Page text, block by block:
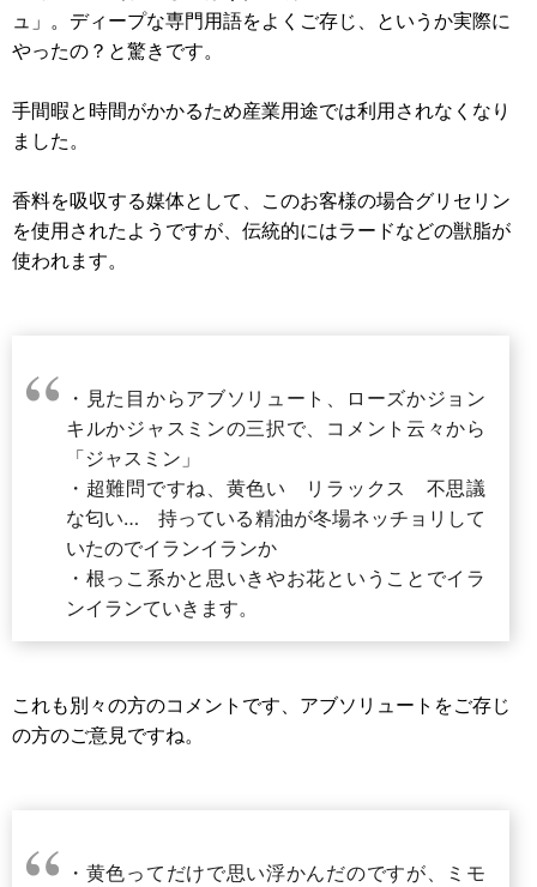
ュ」。ディープな専門用語をよくご存じ、というか実際に
やったの？と驚きです。
手間暇と時間がかかるため産業用途では利用されなくなり
ました。
香料を吸収する媒体として、このお客様の場合グリセリン
を使用されたようですが、伝統的にはラードなどの獣脂が
使われます。
・見た目からアブソリュート、ローズかジョン
キルかジャスミンの三択で、コメント云々から
「ジャスミン」
・超難問ですね、黄色い リラックス 不思議
な匂い… 持っている精油が冬場ネッチョリして
いたのでイランイランか
・根っこ系かと思いきやお花ということでイラ
ンイランていきます。
これも別々の方のコメントです、アブソリュートをご存じ
の方のご意見ですね。
・黄色ってだけで思い浮かんだのですが、ミモ